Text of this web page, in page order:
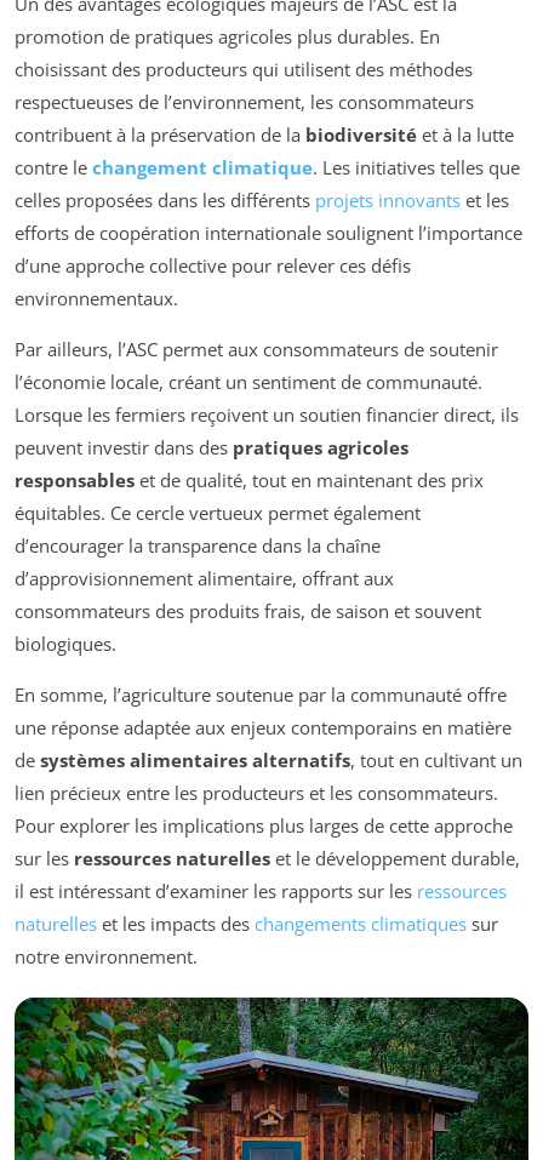
promotion de pratiques agricoles plus durables. En
choisissant des producteurs qui utilisent des méthodes
respectueuses de l’environnement, les consommateurs
contribuent à la préservation de la biodiversité et à la lutte
contre le changement climatique. Les initiatives telles que
celles proposées dans les différents projets innovants et les
efforts de coopération internationale soulignent l’importance
d’une approche collective pour relever ces défis
environnementaux.
Par ailleurs, l’ASC permet aux consommateurs de soutenir
l’économie locale, créant un sentiment de communauté.
Lorsque les fermiers reçoivent un soutien financier direct, ils
peuvent investir dans des pratiques agricoles
responsables et de qualité, tout en maintenant des prix
équitables. Ce cercle vertueux permet également
d’encourager la transparence dans la chaîne
d’approvisionnement alimentaire, offrant aux
consommateurs des produits frais, de saison et souvent
biologiques.
En somme, l’agriculture soutenue par la communauté offre
une réponse adaptée aux enjeux contemporains en matière
de systèmes alimentaires alternatifs, tout en cultivant un
lien précieux entre les producteurs et les consommateurs.
Pour explorer les implications plus larges de cette approche
sur les ressources naturelles et le développement durable,
il est intéressant d’examiner les rapports sur les ressources
naturelles et les impacts des changements climatiques sur
notre environnement.